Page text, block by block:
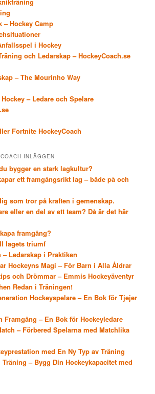
Hockey Camp
i Hockey
och Ledarskap – HockeyCoach.se
– The Mourinho Way
– Ledare och Spelare
Fortnite HockeyCoach
INLÄGGEN
bygger en stark lagkultur?
ett framgångsrikt lag – både på och
som tror på kraften i gemenskap.
eller en del av ett team? Då är det här
framgång?
lagets triumf
Ledarskap i Praktiken
Hockeyns Magi – För Barn i Alla Åldrar
och Drömmar – Emmis Hockeyäventyr
Redan i Träningen!
Hockeyspelare – En Bok för Tjejer
Framgång – En Bok för Hockeyledare
– Förbered Spelarna med Matchlika
med En Ny Typ av Träning
– Bygg Din Hockeykapacitet med